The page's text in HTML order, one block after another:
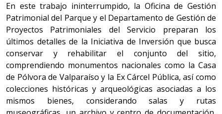
En este trabajo ininterrumpido, la Oficina de Gestión
Patrimonial del Parque y el Departamento de Gestión de
Proyectos Patrimoniales del Servicio preparan los
últimos detalles de la Iniciativa de Inversión que busca
conservar y rehabilitar el conjunto del sitio,
comprendiendo monumentos nacionales como la Casa
de Pólvora de Valparaíso y la Ex Cárcel Pública, así como
colecciones históricas y arqueológicas asociadas a los
mismos bienes, considerando salas y rutas